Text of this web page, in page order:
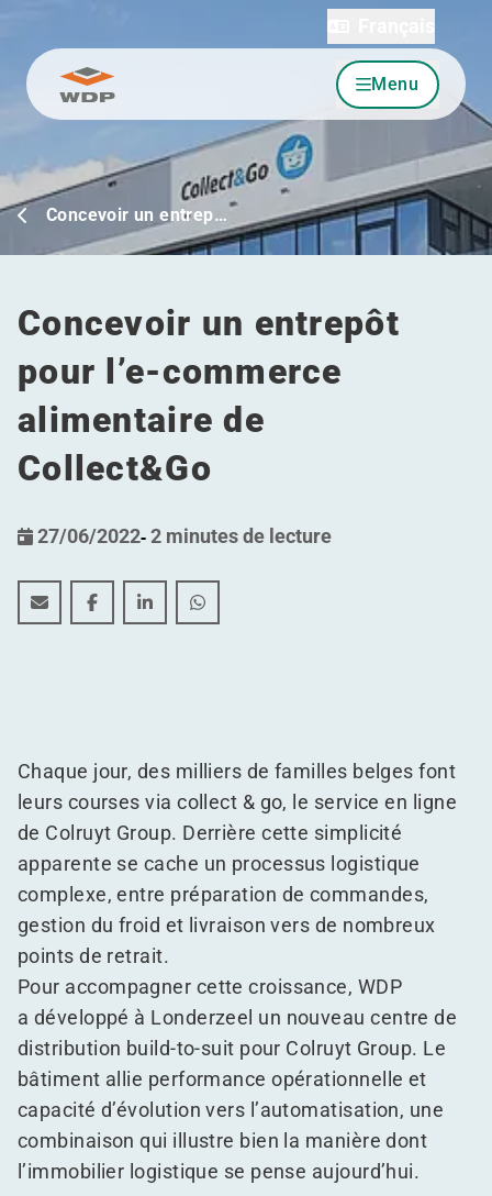
Allez au contenu Menu
Concevoir un entrep…
Concevoir un entrepôt
pour l’e-commerce
alimentaire de
Collect&Go
27/06/2022-2 minutes de lecture
Concevoir un entrepôt pour l'e-commerce alimentaire
Concevoir un entrepôt pour l'e-commerce
Concevoir un entrepôt pour l'e-
Concevoir un entrepôt pour l'e-
Chaque jour, des milliers de familles belges font
leurs courses via collect & go, le service en ligne
de Colruyt Group. Derrière cette simplicité
apparente se cache un processus logistique
complexe, entre préparation de commandes,
gestion du froid et livraison vers de nombreux
points de retrait.
Pour accompagner cette croissance, WDP
a développé à Londerzeel un nouveau centre de
distribution build-to-suit pour Colruyt Group. Le
bâtiment allie performance opérationnelle et
capacité d’évolution vers l’automatisation, une
combinaison qui illustre bien la manière dont
l’immobilier logistique se pense aujourd’hui.